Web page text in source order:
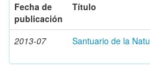
Fecha de
publicación
Título
2013-07 Santuario de la